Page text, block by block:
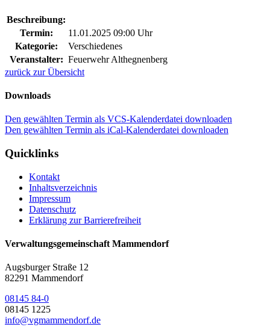
Beschreibung:
Termin:
11.01.2025 09:00 Uhr
Kategorie:
Verschiedenes
Veranstalter: Feuerwehr Althegnenberg
zurück zur Übersicht
Downloads
Den gewählten Termin als VCS-Kalenderdatei downloaden
Den gewählten Termin als iCal-Kalenderdatei downloaden
Quicklinks
Kontakt
Inhaltsverzeichnis
Impressum
Datenschutz
Erklärung zur Barrierefreiheit
Verwaltungsgemeinschaft Mammendorf
Augsburger Straße 12
82291 Mammendorf
08145 84-0
08145 1225
info@vgmammendorf.de